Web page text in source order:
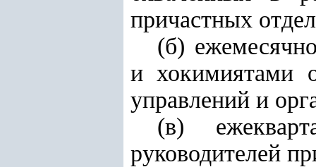
причастных
(б)
и хокимиятами
управлений и
(в)
руководителей